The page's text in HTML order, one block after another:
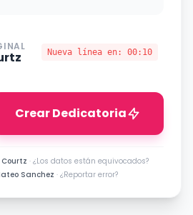
Nueva línea en: 00:10
Crear Dedicatoria
· ¿Los datos están equivocados?
Sanchez · ¿Reportar error?